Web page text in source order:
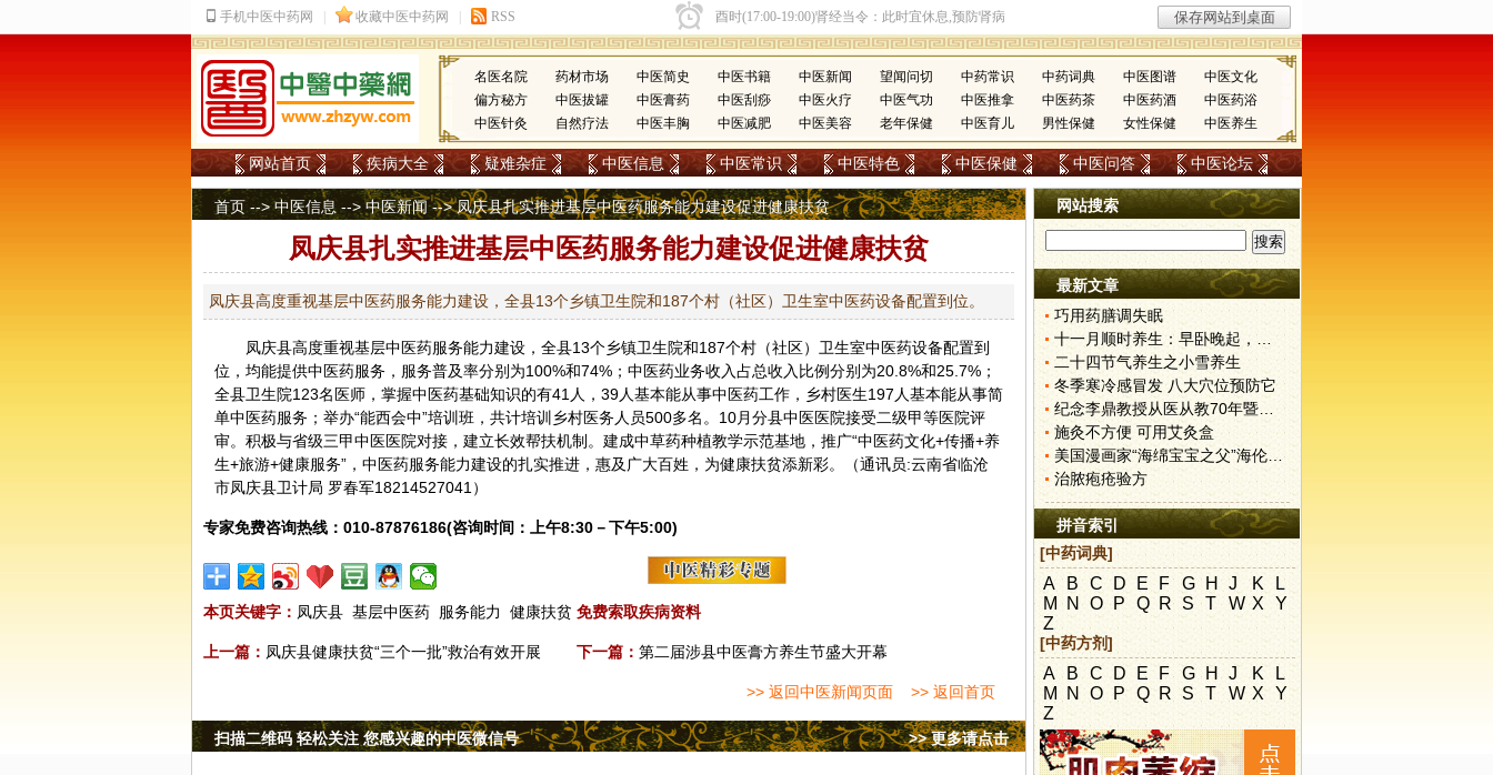
名医名院 药材市场 中医简史 中医书籍 中医新闻 望闻问切 中药常识 中药词典 中医图谱
中医文化
偏方秘方
中医拔罐 中医膏药 中医刮痧 中医火疗 中医气功 中医推拿 中医药茶 中医药酒
中医药浴
中医针灸
自然疗法 中医丰胸 中医减肥 中医美容 老年保健 中医育儿 男性保健 女性保健 中医养生
网站首页 疾病大全 疑难杂症 中医信息 中医常识 中医特色 中医保健 中医问答 中医论坛
首页 -->中医信息 -->中医新闻--> 凤庆县扎实推进基层中医药服务能力建设促进健康扶贫
凤庆县扎实推进基层中医药服务能力建设促进健康扶贫
凤庆县高度重视基层中医药服务能力建设，全县13个乡镇卫生院和187个村（社区）卫生室中医药设备配置到位。
凤庆县高度重视基层中医药服务能力建设，全县13个乡镇卫生院和187个村（社区）卫生室中医药设备配置到
位，均能提供中医药服务，服务普及率分别为100%和74%；中医药业务收入占总收入比例分别为20.8%和25.7%；
全县卫生院123名医师，掌握中医药基础知识的有41人，39人基本能从事中医药工作，乡村医生197人基本能从事简
单中医药服务；举办“能西会中”培训班，共计培训乡村医务人员500多名。10月分县中医医院接受二级甲等医院评
审。积极与省级三甲中医医院对接，建立长效帮扶机制。建成中草药种植教学示范基地，推广“中医药文化+传播+养
生+旅游+健康服务”，中医药服务能力建设的扎实推进，惠及广大百姓，为健康扶贫添新彩。（通讯员:云南省临沧
市凤庆县卫计局 罗春军18214527041）
专家免费咨询热线：010-87876186(咨询时间：上午8:30－下午5:00)
本页关键字： 凤庆县 基层中医药 服务能力 健康扶贫 免费索取疾病资料
上一篇： 凤庆县健康扶贫“三个一批”救治有效开展 下一篇： 第二届涉县中医膏方养生节盛大开幕
>> 返回中医新闻页面 >> 返回首页
>> 更多请点击
扫描二维码 轻松关注 您感兴趣的中医微信号
网站搜索
最新文章
巧用药膳调失眠
十一月顺时养生：早卧晚起，保护阳气
二十四节气养生之小雪养生
冬季寒冷感冒发 八大穴位预防它
纪念李鼎教授从医从教70年暨诗词选赏
施灸不方便 可用艾灸盒
美国漫画家“海绵宝宝之父”海伦伯格患“渐冻人症”去世 享年57岁
治脓疱疮验方
拼音索引
[中药词典]
A B C D E F G H J K
L
M N O P Q R S T W X
Y
Z
[中药方剂]
A B C D E F G H J K
L
M N O P Q R S T W X
Y
Z